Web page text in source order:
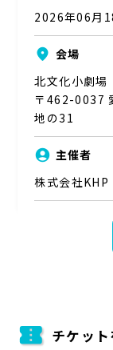
2026年06月
place 会場
北文化小劇場
〒462-0037
地の31
account_circle 主催者
株式会社KHP
confirmation_number チケッ